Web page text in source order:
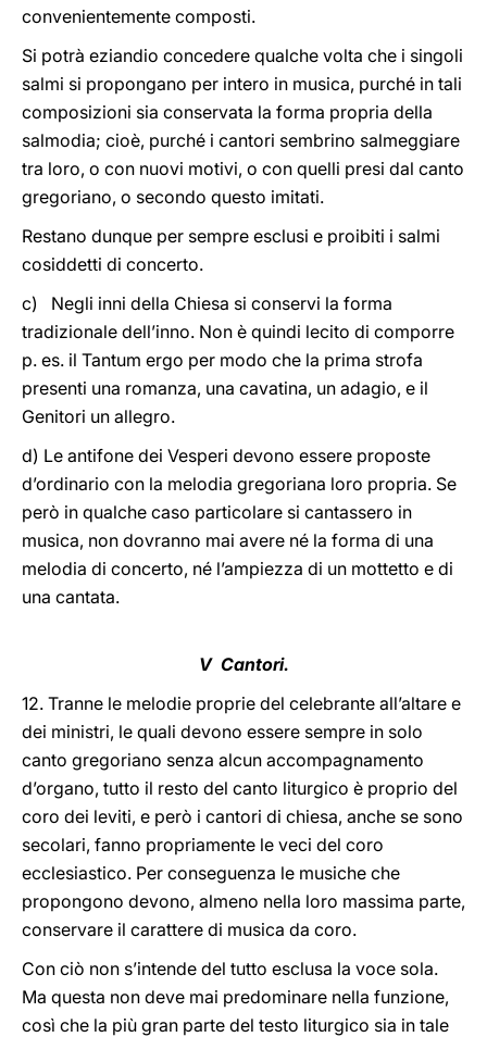
convenientemente composti.
Si potrà eziandio concedere qualche volta che i singoli
salmi si propongano per intero in musica, purché in tali
composizioni sia conservata la forma propria della
salmodia; cioè, purché i cantori sembrino salmeggiare
tra loro, o con nuovi motivi, o con quelli presi dal canto
gregoriano, o secondo questo imitati.
Restano dunque per sempre esclusi e proibiti i salmi
cosiddetti di concerto.
c) Negli inni della Chiesa si conservi la forma
tradizionale dell’inno. Non è quindi lecito di comporre
p. es. il Tantum ergo per modo che la prima strofa
presenti una romanza, una cavatina, un adagio, e il
Genitori un allegro.
d) Le antifone dei Vesperi devono essere proposte
d’ordinario con la melodia gregoriana loro propria. Se
però in qualche caso particolare si cantassero in
musica, non dovranno mai avere né la forma di una
melodia di concerto, né l’ampiezza di un mottetto e di
una cantata.
V Cantori.
12. Tranne le melodie proprie del celebrante all’altare e
dei ministri, le quali devono essere sempre in solo
canto gregoriano senza alcun accompagnamento
d’organo, tutto il resto del canto liturgico è proprio del
coro dei leviti, e però i cantori di chiesa, anche se sono
secolari, fanno propriamente le veci del coro
ecclesiastico. Per conseguenza le musiche che
propongono devono, almeno nella loro massima parte,
conservare il carattere di musica da coro.
Con ciò non s’intende del tutto esclusa la voce sola.
Ma questa non deve mai predominare nella funzione,
così che la più gran parte del testo liturgico sia in tale